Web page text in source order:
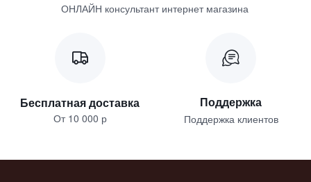
ОНЛАЙН консультант интернет магазина
Бесплатная доставка
От 10 000 р
Поддержка
Поддержка клиентов